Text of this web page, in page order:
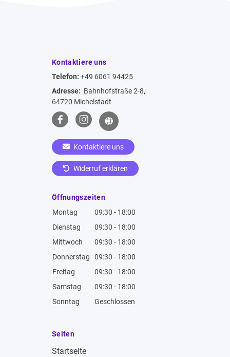
Kontaktiere uns
Telefon: +49 6061 94425
Adresse: Bahnhofstraße 2-8,
64720 Michelstadt
Kontaktiere uns
Widerruf erklären
Öffnungszeiten
Montag
09:30 - 18:00
Dienstag
09:30 - 18:00
Mittwoch
09:30 - 18:00
Donnerstag
09:30 - 18:00
Freitag
09:30 - 18:00
Samstag
09:30 - 18:00
Sonntag
Geschlossen
Seiten
Startseite